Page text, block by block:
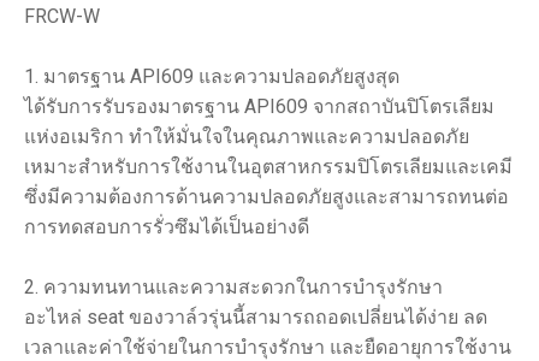
FRCW-W
1. มาตรฐาน API609 และความปลอดภัยสูงสุด
ได้รับการรับรองมาตรฐาน API609 จากสถาบันปิโตรเลียม
แห่งอเมริกา ทำให้มั่นใจในคุณภาพและความปลอดภัย
เหมาะสำหรับการใช้งานในอุตสาหกรรมปิโตรเลียมและเคมี
ซึ่งมีความต้องการด้านความปลอดภัยสูงและสามารถทนต่อ
การทดสอบการรั่วซึมได้เป็นอย่างดี
2. ความทนทานและความสะดวกในการบำรุงรักษา
อะไหล่ seat ของวาล์วรุ่นนี้สามารถถอดเปลี่ยนได้ง่าย ลด
เวลาและค่าใช้จ่ายในการบำรุงรักษา และยืดอายุการใช้งาน